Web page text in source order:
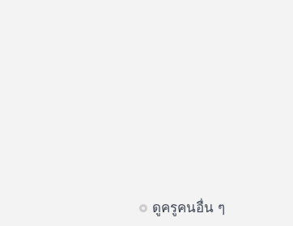
ดูครูคนอื่น ๆ